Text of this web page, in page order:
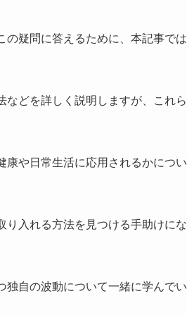
の疑問に答えるために、本記事では
どを詳しく説明しますが、これら
康や日常生活に応用されるかについ
り入れる方法を見つける手助けにな
独自の波動について一緒に学んでい